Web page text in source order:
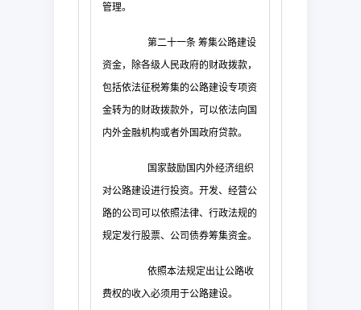
管理。
第二十一条 筹集公路建设
资金，除各级人民政府的财政拨款，
包括依法征税筹集的公路建设专项资
金转为的财政拨款外，可以依法向国
内外金融机构或者外国政府贷款。
国家鼓励国内外经济组织
对公路建设进行投资。开发、经营公
路的公司可以依照法律、行政法规的
规定发行股票、公司债券筹集资金。
依照本法规定出让公路收
费权的收入必须用于公路建设。